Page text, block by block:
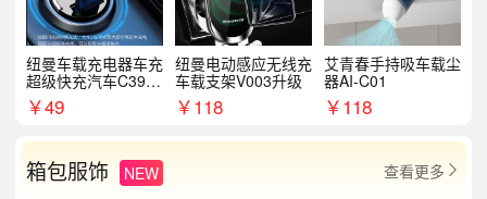
纽曼车载充电器车充
超级快充汽车C39提
手拉环
￥49
纽曼电动感应无线充
车载支架V003升级
￥118
艾青春手持吸车载尘
器AI-C01
￥118
箱包服饰 NEW 查看更多 